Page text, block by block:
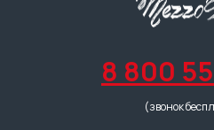
8 800
(звонок